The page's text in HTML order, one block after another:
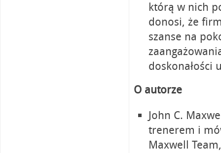
którą w nich
donosi, że
szanse na
doskonałości
O autorze
John C.
trenerem i
Maxwell